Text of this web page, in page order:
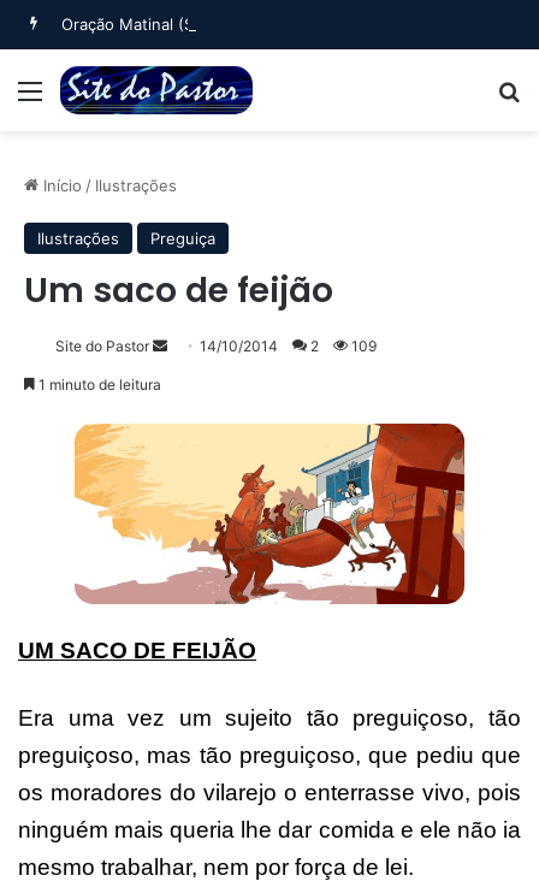
Oração Matinal (Salmo 5)
Menu
Início / Ilustrações
Ilustrações Preguiça
Um saco de feijão
Site do Pastor
Mande14/10/2014 2 109
1 minuto de leitura
UM SACO DE FEIJÃO
Era uma vez um sujeito tão preguiçoso, tão
preguiçoso, mas tão preguiçoso, que pediu que
os moradores do vilarejo o enterrasse vivo, pois
ninguém mais queria lhe dar comida e ele não ia
mesmo trabalhar, nem por força de lei.